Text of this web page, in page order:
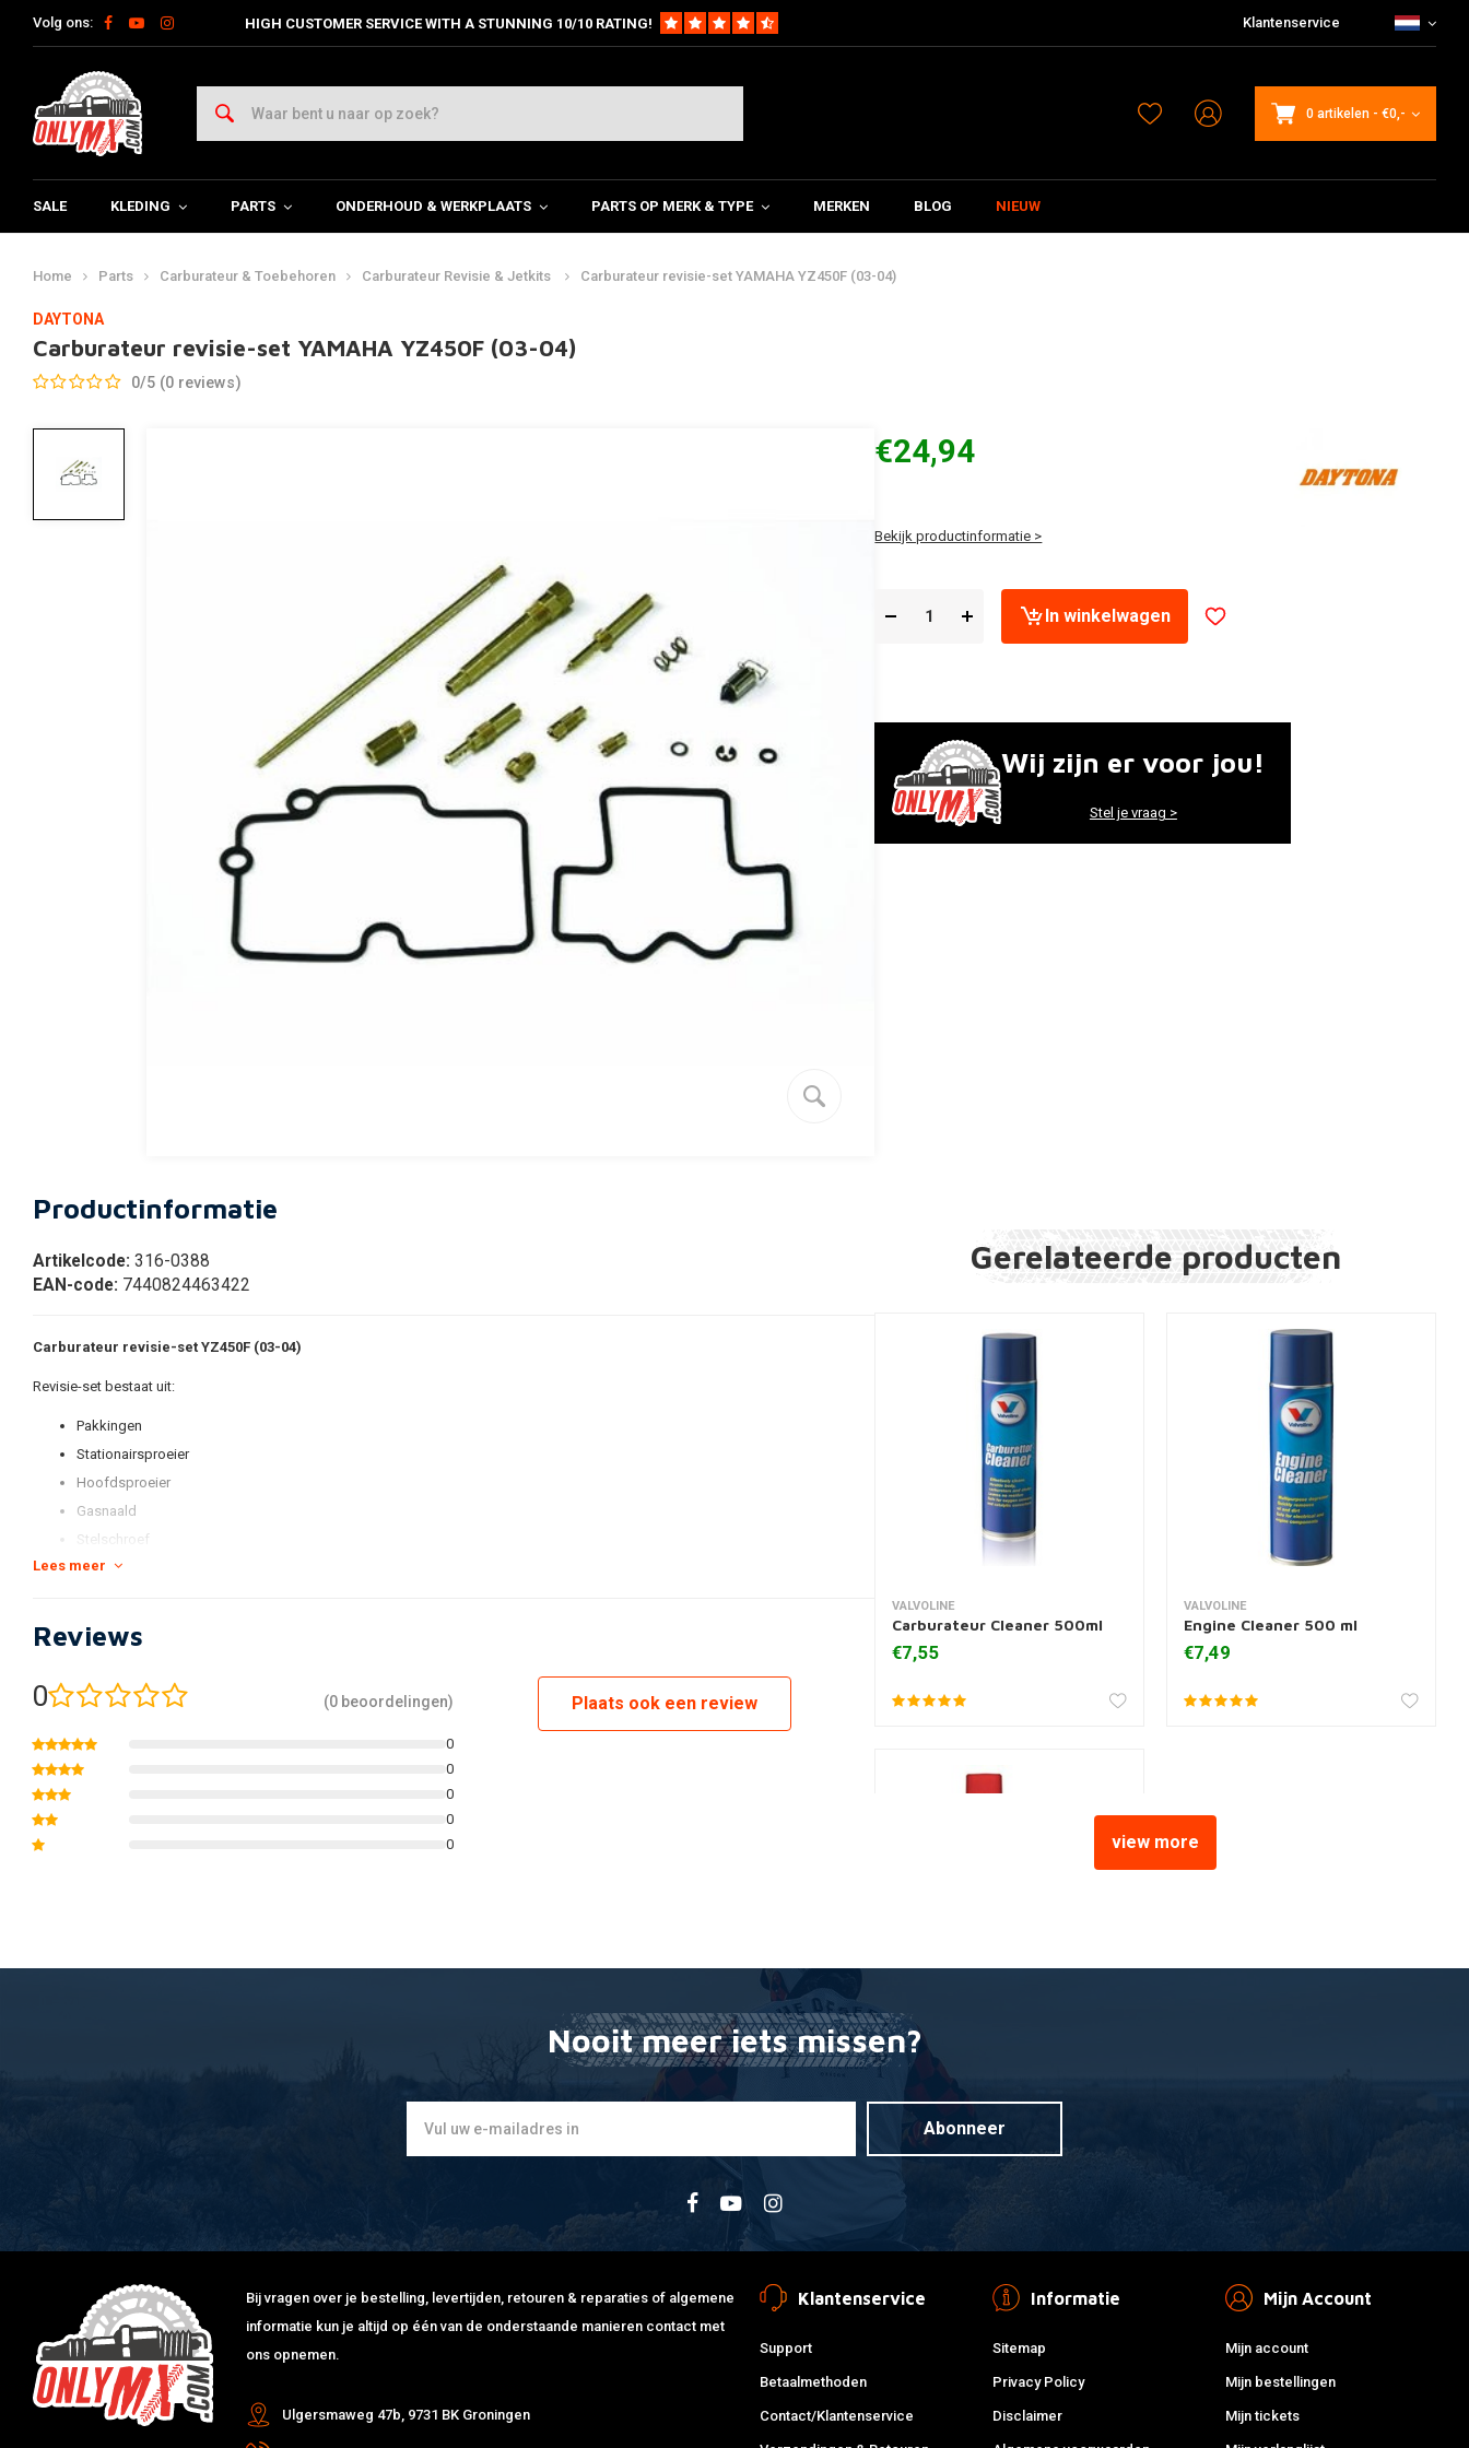
Volg ons: HIGH CUSTOMER SERVICE WITH A STUNNING 10/10 RATING! Klantenservice
0 artikelen - €0,-
SALE KLEDING PARTS ONDERHOUD & WERKPLAATS PARTS OP MERK & TYPE MERKEN BLOG NIEUW
Home Parts Carburateur & Toebehoren Carburateur Revisie & Jetkits Carburateur revisie-set YAMAHA YZ450F (03-04)
DAYTONA
Carburateur revisie-set YAMAHA YZ450F (03-04)
0/5 (0 reviews)
€24,94
Bekijk productinformatie >
In winkelwagen
Wij zijn er voor jou!
Stel je vraag >
Productinformatie
Artikelcode: 316-0388
EAN-code: 7440824463422
Carburateur revisie-set YZ450F (03-04)
Revisie-set bestaat uit:
Pakkingen
Stationairsproeier
Hoofdsproeier
Gasnaald
Stelschroef
Vlotter-naald
Lees meer
Reviews
0 (0 beoordelingen)
0
0
0
0
0
Plaats ook een review
Gerelateerde producten
Toevoegen aan winkelwagen
VALVOLINE
Carburateur Cleaner 500ml
€7,55
Meer informatie
VALVOLINE
Engine Cleaner 500 ml
€7,49
Startron Enzyme
brandstofbehandeling 250ml
view more
Nooit meer iets missen?
Abonneer
Bij vragen over je bestelling, levertijden, retouren & reparaties of algemene
informatie kun je altijd op één van de onderstaande manieren contact met
ons opnemen.
Ulgersmaweg 47b, 9731 BK Groningen
Klantenservice
Support
Betaalmethoden
Contact/Klantenservice
Informatie
Sitemap
Privacy Policy
Disclaimer
Mijn Account
Mijn account
Mijn bestellingen
Mijn tickets